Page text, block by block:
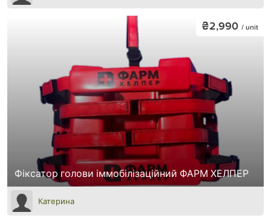
Фіксатор голови іммобілізаційний ФАРМ ХЕЛПЕР
₴2,990 / unit
Катерина